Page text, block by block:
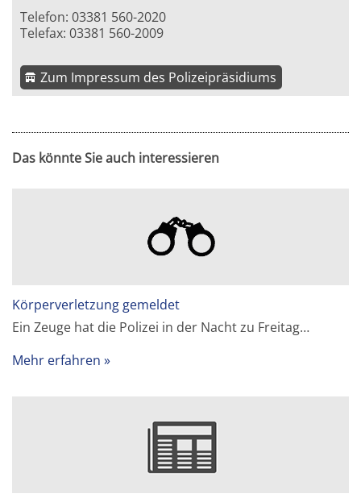
Telefon: 03381 560-2020
Telefax: 03381 560-2009
Zum Impressum des Polizeipräsidiums
Das könnte Sie auch interessieren
Körperverletzung gemeldet
Ein Zeuge hat die Polizei in der Nacht zu Freitag…
Mehr erfahren